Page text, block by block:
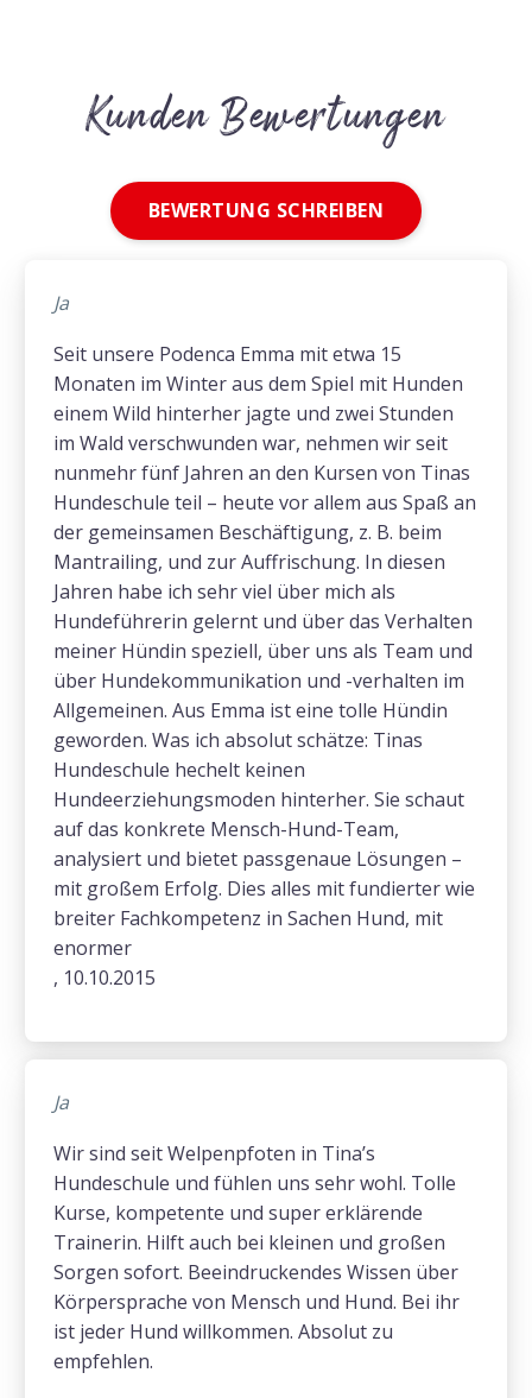
Kunden Bewertungen
BEWERTUNG SCHREIBEN
Ja
Seit unsere Podenca Emma mit etwa 15
Monaten im Winter aus dem Spiel mit Hunden
einem Wild hinterher jagte und zwei Stunden
im Wald verschwunden war, nehmen wir seit
nunmehr fünf Jahren an den Kursen von Tinas
Hundeschule teil – heute vor allem aus Spaß an
der gemeinsamen Beschäftigung, z. B. beim
Mantrailing, und zur Auffrischung. In diesen
Jahren habe ich sehr viel über mich als
Hundeführerin gelernt und über das Verhalten
meiner Hündin speziell, über uns als Team und
über Hundekommunikation und -verhalten im
Allgemeinen. Aus Emma ist eine tolle Hündin
geworden. Was ich absolut schätze: Tinas
Hundeschule hechelt keinen
Hundeerziehungsmoden hinterher. Sie schaut
auf das konkrete Mensch-Hund-Team,
analysiert und bietet passgenaue Lösungen –
mit großem Erfolg. Dies alles mit fundierter wie
breiter Fachkompetenz in Sachen Hund, mit
enormer
, 10.10.2015
Ja
Wir sind seit Welpenpfoten in Tina’s
Hundeschule und fühlen uns sehr wohl. Tolle
Kurse, kompetente und super erklärende
Trainerin. Hilft auch bei kleinen und großen
Sorgen sofort. Beeindruckendes Wissen über
Körpersprache von Mensch und Hund. Bei ihr
ist jeder Hund willkommen. Absolut zu
empfehlen.